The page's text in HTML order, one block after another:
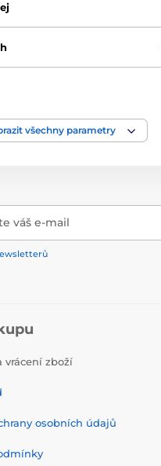
všechny parametry
váš e-mail
vrácení zboží
osobních údajů